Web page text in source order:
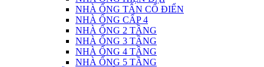
NHÀ ỐNG TÂN CỔ ĐIỂN
NHÀ ỐNG CẤP 4
NHÀ ỐNG 2 TẦNG
NHÀ ỐNG 3 TẦNG
NHÀ ỐNG 4 TẦNG
NHÀ ỐNG 5 TẦNG